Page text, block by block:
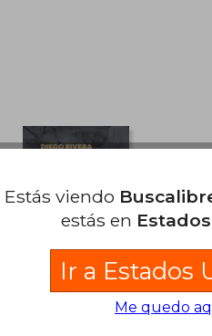
Sobre la encáustica y
Estás viendo
estás en
Ir a Estados
Me quedo